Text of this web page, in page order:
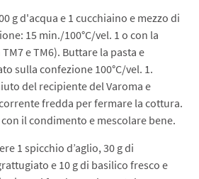
g d'acqua e 1 cucchiaino e mezzo di
15 min./100°C/vel. 1 o con la
e TM6). Buttare la pasta e
sulla confezione 100°C/vel. 1.
del recipiente del Varoma e
fredda per fermare la cottura.
il condimento e mescolare bene.
1 spicchio d’aglio, 30 g di
e 10 g di basilico fresco e